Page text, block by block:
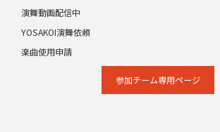
演舞動画配信中
YOSAKOI演舞依頼
楽曲使用申請
参加チーム専⽤ページ